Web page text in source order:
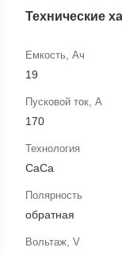
Технические
Емкость, Ач
19
Пусковой ток, А
170
Технология
CaCa
Полярность
обратная
Вольтаж, V